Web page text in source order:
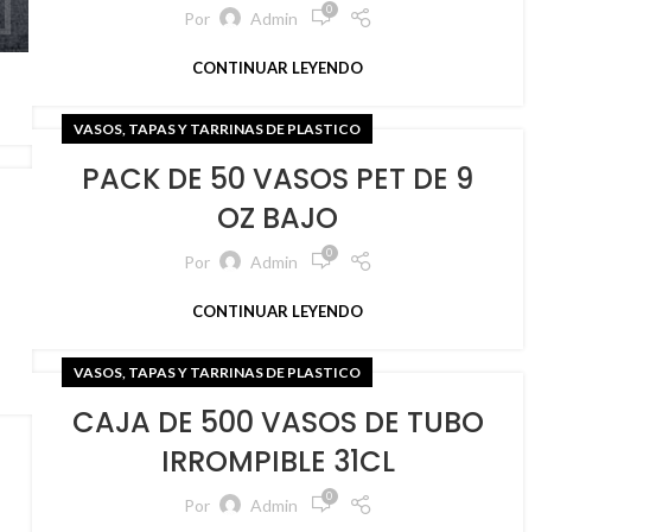
Por Admin 0
CONTINUAR LEYENDO
VASOS, TAPAS Y TARRINAS DE PLASTICO
PACK DE 50 VASOS PET DE 9
OZ BAJO
Por Admin 0
CONTINUAR LEYENDO
VASOS, TAPAS Y TARRINAS DE PLASTICO
CAJA DE 500 VASOS DE TUBO
IRROMPIBLE 31CL
Por Admin 0